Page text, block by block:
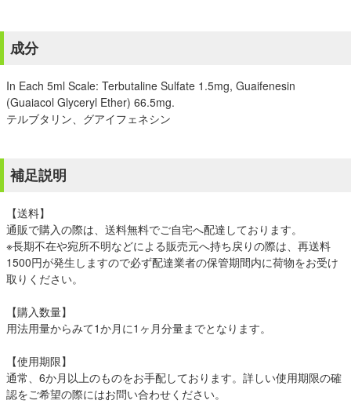
成分
In Each 5ml Scale: Terbutaline Sulfate 1.5mg, Guaifenesin
(Guaiacol Glyceryl Ether) 66.5mg.
テルブタリン、グアイフェネシン
補足説明
【送料】
通販で購入の際は、送料無料でご自宅へ配達しております。
※長期不在や宛所不明などによる販売元へ持ち戻りの際は、再送料
1500円が発生しますので必ず配達業者の保管期間内に荷物をお受け
取りください。
【購入数量】
用法用量からみて1か月に1ヶ月分量までとなります。
【使用期限】
通常、6か月以上のものをお手配しております。詳しい使用期限の確
認をご希望の際にはお問い合わせください。